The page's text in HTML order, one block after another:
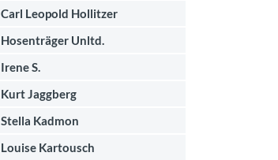
Carl Leopold Hollitzer
Hosenträger Unltd.
Irene S.
Kurt Jaggberg
Stella Kadmon
Louise Kartousch